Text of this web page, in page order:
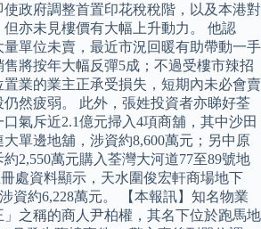
政府調整首置印花稅稅階，以及本港對
亦未見樓價有大幅上升動力。 他認
單位未賣，最近市況回暖有助帶動一手
將按年大幅反彈5成；不過受樓市辣招
業的業主正承受損失，短期內未必會賣
然疲弱。 此外，張姓投資者亦睇好荃
氣斥近2.1億元掃入4項商舖，其中沙田
單邊地舖，涉資約8,600萬元；另中原
2,550萬元購入荃灣大河道77至89號地
處資料顯示，天水圍俊宏軒商場地下
資約6,228萬元。 【本報訊】知名物業
之稱的商人尹柏權，其名下位於跑馬地